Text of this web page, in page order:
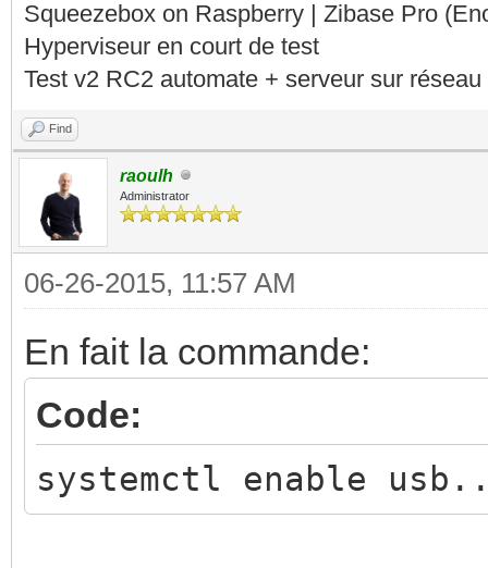
Squeezebox on Raspberry | Zibase Pro
Hyperviseur en court de test
Test v2 RC2 automate + serveur sur
Find
raoulh
Administrator
06-26-2015, 11:57 AM
En fait la commande:
Code:
systemctl enable